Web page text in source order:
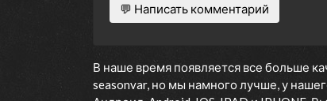
💬 Написать комментарий
В наше время появляется все больше
seasonvar, но мы намного лучше, у